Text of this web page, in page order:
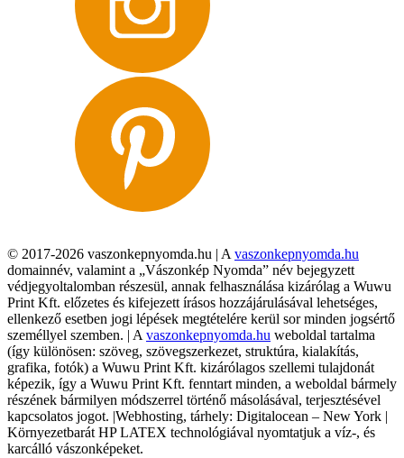
© 2017-2026 vaszonkepnyomda.hu | A vaszonkepnyomda.hu
domainnév, valamint a „Vászonkép Nyomda” név bejegyzett
védjegyoltalomban részesül, annak felhasználása kizárólag a Wuwu
Print Kft. előzetes és kifejezett írásos hozzájárulásával lehetséges,
ellenkező esetben jogi lépések megtételére kerül sor minden jogsértő
személlyel szemben. | A vaszonkepnyomda.hu weboldal tartalma
(így különösen: szöveg, szövegszerkezet, struktúra, kialakítás,
grafika, fotók) a Wuwu Print Kft. kizárólagos szellemi tulajdonát
képezik, így a Wuwu Print Kft. fenntart minden, a weboldal bármely
részének bármilyen módszerrel történő másolásával, terjesztésével
kapcsolatos jogot. |Webhosting, tárhely: Digitalocean – New York |
Környezetbarát HP LATEX technológiával nyomtatjuk a víz-, és
karcálló vászonképeket.